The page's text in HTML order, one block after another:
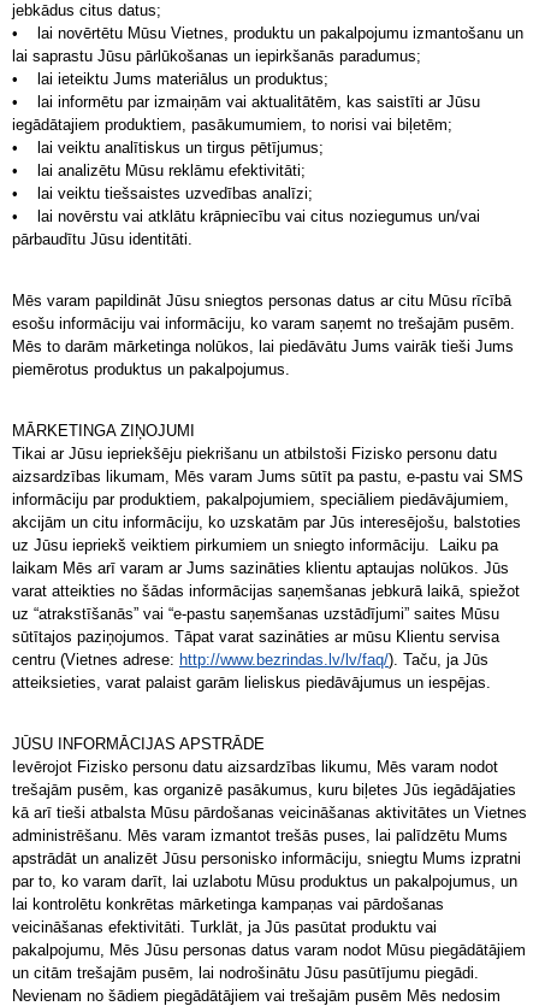
jebkādus citus datus;
• lai novērtētu Mūsu Vietnes, produktu un pakalpojumu izmantošanu un
lai saprastu Jūsu pārlūkošanas un iepirkšanās paradumus;
• lai ieteiktu Jums materiālus un produktus;
• lai informētu par izmaiņām vai aktualitātēm, kas saistīti ar Jūsu
iegādātajiem produktiem, pasākumumiem, to norisi vai biļetēm;
• lai veiktu analītiskus un tirgus pētījumus;
• lai analizētu Mūsu reklāmu efektivitāti;
• lai veiktu tiešsaistes uzvedības analīzi;
• lai novērstu vai atklātu krāpniecību vai citus noziegumus un/vai
pārbaudītu Jūsu identitāti.
Mēs varam papildināt Jūsu sniegtos personas datus ar citu Mūsu rīcībā
esošu informāciju vai informāciju, ko varam saņemt no trešajām pusēm.
Mēs to darām mārketinga nolūkos, lai piedāvātu Jums vairāk tieši Jums
piemērotus produktus un pakalpojumus.
MĀRKETINGA ZIŅOJUMI
Tikai ar Jūsu iepriekšēju piekrišanu un atbilstoši Fizisko personu datu
aizsardzības likumam, Mēs varam Jums sūtīt pa pastu, e-pastu vai SMS
informāciju par produktiem, pakalpojumiem, speciāliem piedāvājumiem,
akcijām un citu informāciju, ko uzskatām par Jūs interesējošu, balstoties
uz Jūsu iepriekš veiktiem pirkumiem un sniegto informāciju. Laiku pa
laikam Mēs arī varam ar Jums sazināties klientu aptaujas nolūkos. Jūs
varat atteikties no šādas informācijas saņemšanas jebkurā laikā, spiežot
uz “atrakstīšanās” vai “e-pastu saņemšanas uzstādījumi” saites Mūsu
sūtītajos paziņojumos. Tāpat varat sazināties ar mūsu Klientu servisa
centru (Vietnes adrese: http://www.bezrindas.lv/lv/faq/). Taču, ja Jūs
atteiksieties, varat palaist garām lieliskus piedāvājumus un iespējas.
JŪSU INFORMĀCIJAS APSTRĀDE
Ievērojot Fizisko personu datu aizsardzības likumu, Mēs varam nodot
trešajām pusēm, kas organizē pasākumus, kuru biļetes Jūs iegādājaties
kā arī tieši atbalsta Mūsu pārdošanas veicināšanas aktivitātes un Vietnes
administrēšanu. Mēs varam izmantot trešās puses, lai palīdzētu Mums
apstrādāt un analizēt Jūsu personisko informāciju, sniegtu Mums izpratni
par to, ko varam darīt, lai uzlabotu Mūsu produktus un pakalpojumus, un
lai kontrolētu konkrētas mārketinga kampaņas vai pārdošanas
veicināšanas efektivitāti. Turklāt, ja Jūs pasūtat produktu vai
pakalpojumu, Mēs Jūsu personas datus varam nodot Mūsu piegādātājiem
un citām trešajām pusēm, lai nodrošinātu Jūsu pasūtījumu piegādi.
Nevienam no šādiem piegādātājiem vai trešajām pusēm Mēs nedosim